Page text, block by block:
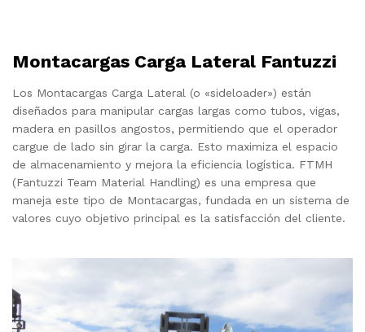
Montacargas Carga Lateral Fantuzzi
Los Montacargas Carga Lateral (o «sideloader») están
diseñados para manipular cargas largas como tubos, vigas,
madera en pasillos angostos, permitiendo que el operador
cargue de lado sin girar la carga. Esto maximiza el espacio
de almacenamiento y mejora la eficiencia logística. FTMH
(Fantuzzi Team Material Handling) es una empresa que
maneja este tipo de Montacargas, fundada en un sistema de
valores cuyo objetivo principal es la satisfacción del cliente.